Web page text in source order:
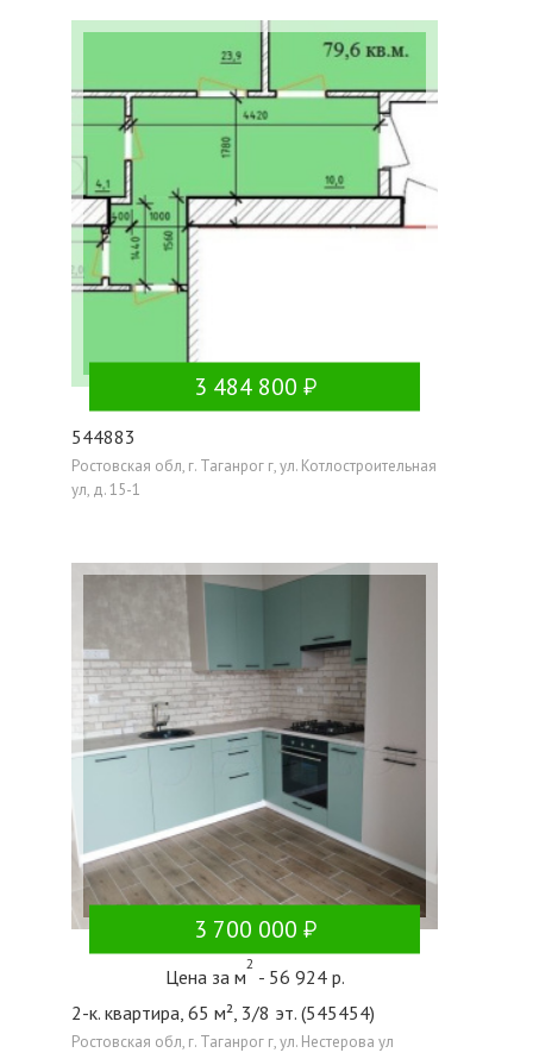
3 484 800
544883
Ростовская обл, г. Таганрог г, ул. Котлостроительная
ул, д. 15-1
3 700 000
Цена за м
2
- 56 924 р.
2-к. квартира, 65 м², 3/8 эт. (545454)
Ростовская обл, г. Таганрог г, ул. Нестерова ул